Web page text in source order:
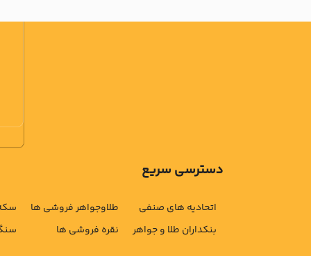
دسترسی سریع
اتحادیه های صنفی
بنکداران طلا و جواهر
طلاوجواهر فروشی ها
نقره فروشی ها